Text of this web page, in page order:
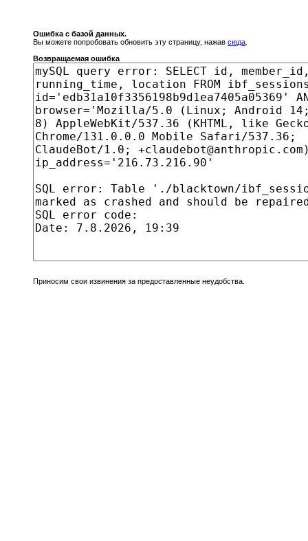
Ошибка с базой данных.
Вы можете попробовать обновить эту страницу, нажав сюда
Возвращаемая ошибка
Приносим свои извинения за предоставленные неудобства.